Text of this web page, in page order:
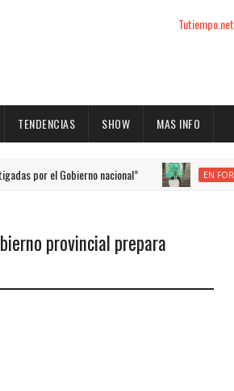
Tutiempo.net
TENDENCIAS SHOW MAS INFO
el Gobierno nacional” EN FORMOSA
provincial prepara